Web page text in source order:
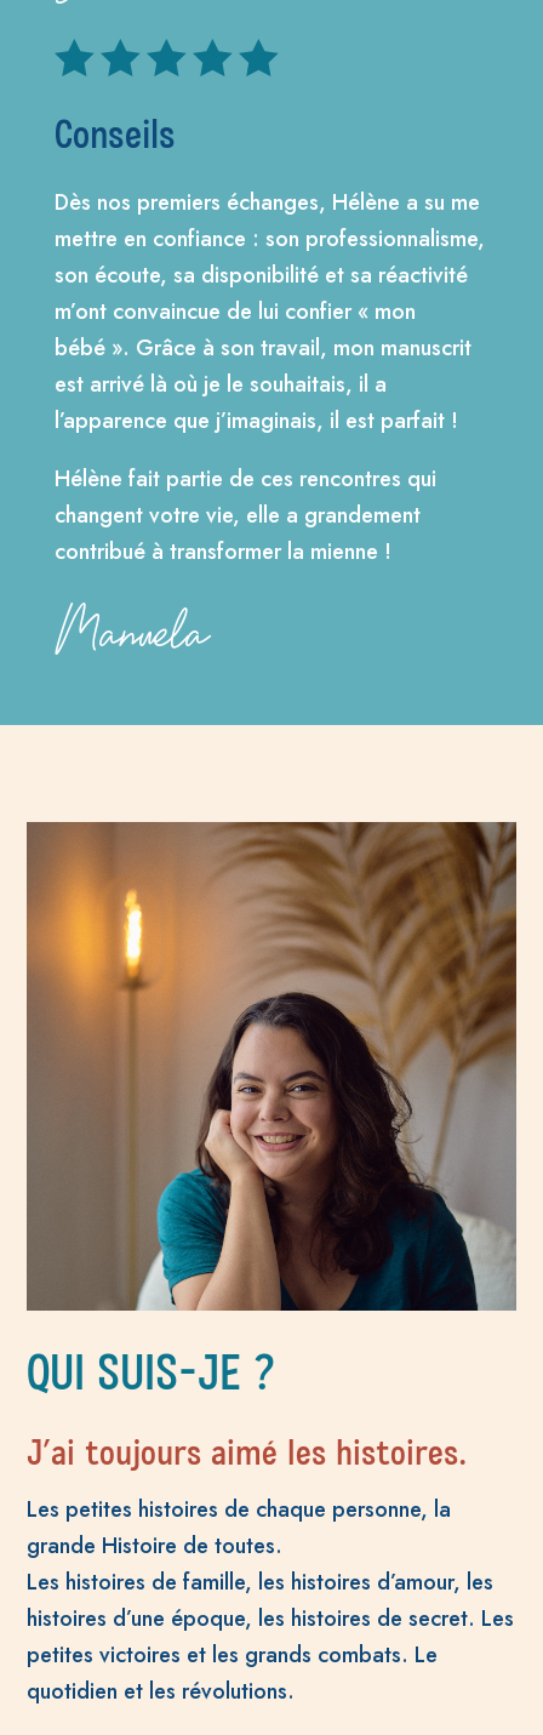

Conseils
Dès nos premiers échanges, Hélène a su me
mettre en confiance : son professionnalisme,
son écoute, sa disponibilité et sa réactivité
m’ont convaincue de lui confier « mon
bébé ». Grâce à son travail, mon manuscrit
est arrivé là où je le souhaitais, il a
l’apparence que j’imaginais, il est parfait !
Hélène fait partie de ces rencontres qui
changent votre vie, elle a grandement
contribué à transformer la mienne !
Manuela
QUI SUIS-JE ?
J’ai toujours aimé les histoires.
Les petites histoires de chaque personne, la
grande Histoire de toutes.
Les histoires de famille, les histoires d’amour, les
histoires d’une époque, les histoires de secret. Les
petites victoires et les grands combats. Le
quotidien et les révolutions.